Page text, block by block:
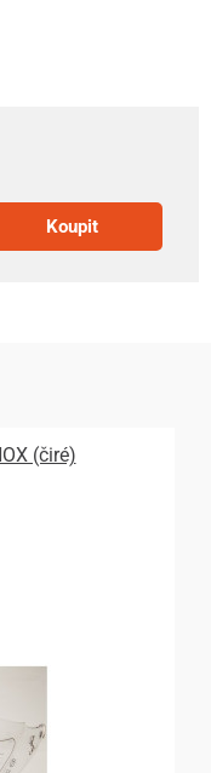
Koupit
(čiré)